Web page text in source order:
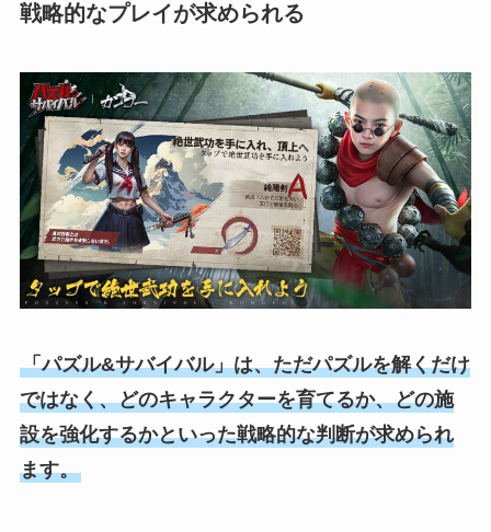
戦略的なプレイが求められる
「パズル&サバイバル」は、ただパズルを解くだけ
ではなく、どのキャラクターを育てるか、どの施
設を強化するかといった戦略的な判断が求められ
ます。